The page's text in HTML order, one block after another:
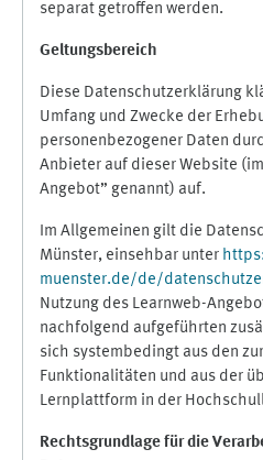
separat getroffen werden.
Geltungsbereich
Diese Datenschutzerklärung
Umfang und Zwecke der
personenbezogener Daten
Anbieter auf dieser Website
Angebot” genannt) auf.
Im Allgemeinen gilt die
Münster, einsehbar unter
muenster.de/de/
Nutzung des Learnweb-
nachfolgend aufgeführten
sich systembedingt aus den
Funktionalitäten und aus der
Lernplattform in der
Rechtsgrundlage für die